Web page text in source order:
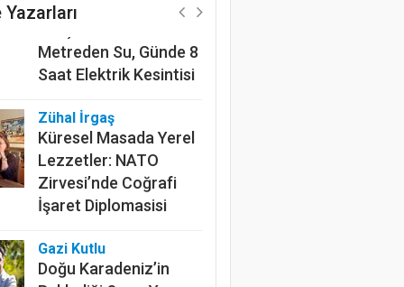
Yazarları
Küresel Masada Yerel
Lezzetler: NATO
İşaret Diplomasisi
Gazi Kutlu
Doğu Karadeniz’in
Beklediği Soru: Yaş
Tarımın İnfrasesi